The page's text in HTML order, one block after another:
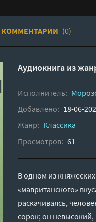
КОММЕНТАРИИ (0)
Аудиокнига из
Исполнитель:
Добавлено: 18-06-
Жанр: Классика
Просмотров: 61
В одном из
«мавританского»
раскачиваясь,
сорок; он